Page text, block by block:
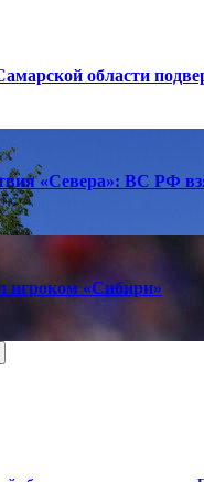
области
«Севера»: ВС РФ
игроком «Сибири»